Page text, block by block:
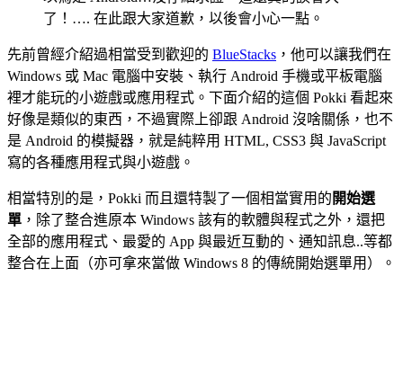
了！…. 在此跟大家道歉，以後會小心一點。
先前曾經介紹過相當受到歡迎的 BlueStacks ，他可以讓我們在
Windows 或 Mac 電腦中安裝、執行 Android 手機或平板電腦
裡才能玩的小遊戲或應用程式。下面介紹的這個 Pokki 看起來
好像是類似的東西，不過實際上卻跟 Android 沒啥關係，也不
是 Android 的模擬器，就是純粹用 HTML, CSS3 與 JavaScript
寫的各種應用程式與小遊戲。
相當特別的是，Pokki 而且還特製了一個相當實用的 開始選
單 ，除了整合進原本 Windows 該有的軟體與程式之外，還把
全部的應用程式、最愛的 App 與最近互動的、通知訊息..等都
整合在上面（亦可拿來當做 Windows 8 的傳統開始選單用）。